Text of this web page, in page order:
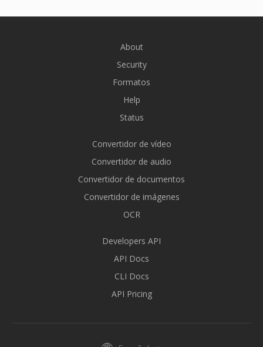
About
Security
Formatos
Help
Status
Convertidor de vídeo
Convertidor de audio
Convertidor de documentos
Convertidor de imágenes
OCR
Developers API
API Docs
CLI Docs
API Pricing